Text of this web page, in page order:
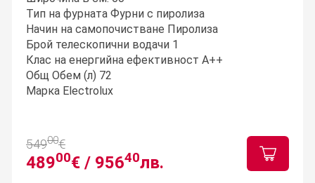
Тип на фурната Фурни с пиролиза
Начин на самопочистване Пиролиза
Брой телескопични водачи 1
Клас на енергийна ефективност A++
Общ Обем (л) 72
Марка Electrolux
48900€ / 95640лв.
54900€